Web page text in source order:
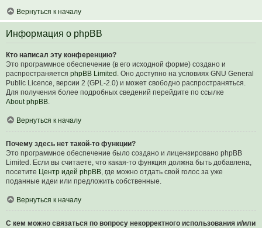
Вернуться к началу
Информация о phpBB
Кто написал эту конференцию?
Это программное обеспечение (в его исходной форме) создано и
распространяется phpBB Limited . Оно доступно на условиях GNU General
Public Licence, версии 2 (GPL-2.0) и может свободно распространяться.
Для получения более подробных сведений перейдите по ссылке
About phpBB.
Вернуться к началу
Почему здесь нет такой-то функции?
Это программное обеспечение было создано и лицензировано phpBB
Limited. Если вы считаете, что какая-то функция должна быть добавлена,
посетите Центр идей phpBB, где можно отдать свой голос за уже
поданные идеи или предложить собственные.
Вернуться к началу
С кем можно связаться по вопросу некорректного использования и/или